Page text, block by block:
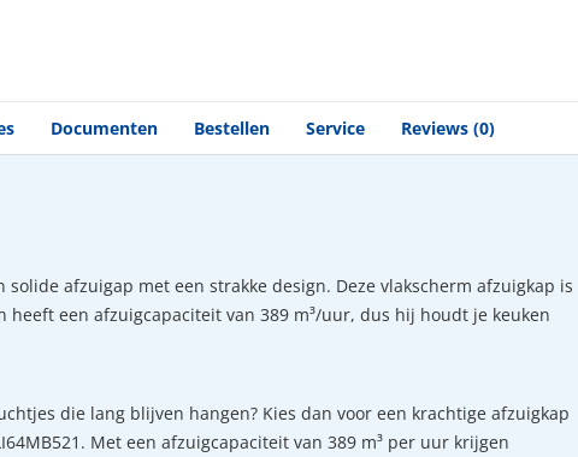
Documenten Bestellen Service Reviews (0)
solide afzuigap met een strakke design. Deze vlakscherm afzuigkap is
heeft een afzuigcapaciteit van 389 m³/uur, dus hij houdt je keuken
die lang blijven hangen? Kies dan voor een krachtige afzuigkap
Met een afzuigcapaciteit van 389 m³ per uur krijgen